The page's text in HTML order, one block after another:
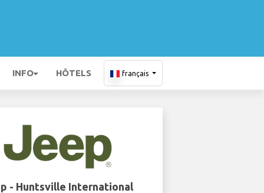
INFO HÔTELS français
- Huntsville International